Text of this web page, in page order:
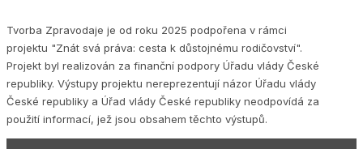
Tvorba Zpravodaje je od roku 2025 podpořena v rámci
projektu "Znát svá práva: cesta k důstojnému rodičovství".
Projekt byl realizován za finanční podpory Úřadu vlády České
republiky. Výstupy projektu nereprezentují názor Úřadu vlády
České republiky a Úřad vlády České republiky neodpovídá za
použití informací, jež jsou obsahem těchto výstupů.